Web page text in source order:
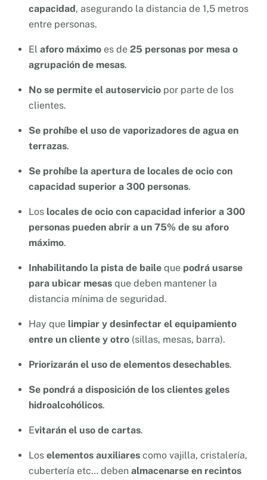
capacidad , asegurando la distancia de 1,5 metros
entre personas.
El aforo máximo es de 25 personas por mesa o
agrupación de mesas.
No se permite el autoservicio por parte de los
clientes.
Se prohíbe el uso de vaporizadores de agua en
terrazas.
Se prohíbe la apertura de locales de ocio con
capacidad superior a 300 personas.
Los locales de ocio con capacidad inferior a 300
personas pueden abrir a un 75% de su aforo
máximo.
Inhabilitando la pista de baile que podrá usarse
para ubicar mesas que deben mantener la
distancia mínima de seguridad.
Hay que limpiar y desinfectar el equipamiento
entre un cliente y otro (sillas, mesas, barra).
Priorizarán el uso de elementos desechables.
Se pondrá a disposición de los clientes geles
hidroalcohólicos.
Evitarán el uso de cartas.
Los elementos auxiliares como vajilla, cristalería,
cubertería etc… deben almacenarse en recintos